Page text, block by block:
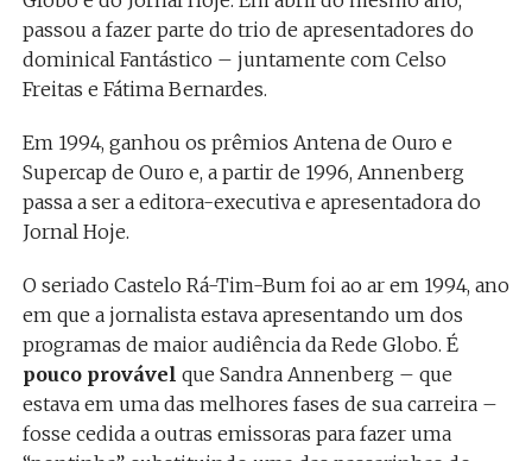
passou a fazer parte do trio de apresentadores do
dominical Fantástico – juntamente com Celso
Freitas e Fátima Bernardes.
Em 1994, ganhou os prêmios Antena de Ouro e
Supercap de Ouro e, a partir de 1996, Annenberg
passa a ser a editora-executiva e apresentadora do
Jornal Hoje.
O seriado Castelo Rá-Tim-Bum foi ao ar em 1994, ano
em que a jornalista estava apresentando um dos
programas de maior audiência da Rede Globo. É
pouco provável que Sandra Annenberg – que
estava em uma das melhores fases de sua carreira –
fosse cedida a outras emissoras para fazer uma